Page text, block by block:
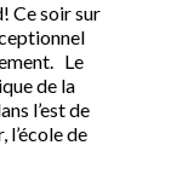
Ce soir sur
Le
de la
l’est de
l’école de